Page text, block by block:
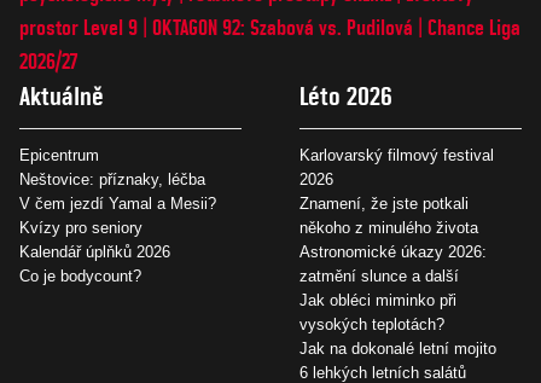
prostor Level 9 OKTAGON 92: Szabová vs. Pudilová
Chance Liga
2026/27
Aktuálně
Epicentrum
Neštovice: příznaky, léčba
V čem jezdí Yamal a Mesii?
Kvízy pro seniory
Kalendář úplňků 2026
Co je bodycount?
Léto 2026
Karlovarský filmový festival
2026
Znamení, že jste potkali
někoho z minulého života
Astronomické úkazy 2026:
zatmění slunce a další
Jak obléci miminko při
vysokých teplotách?
Jak na dokonalé letní mojito
6 lehkých letních salátů